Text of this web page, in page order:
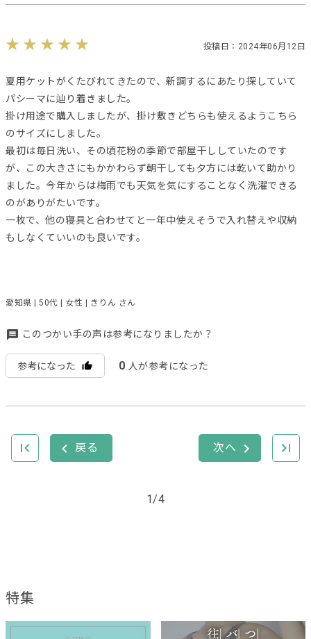
投稿日：2024年06月12日
夏用ケットがくたびれてきたので、新調するにあたり探していて
パシーマに辿り着きました。
掛け用途で購入しましたが、掛け敷きどちらも使えるようこちら
のサイズにしました。
最初は毎日洗い、その頃花粉の季節で部屋干ししていたのです
が、この大きさにもかかわらず朝干しても夕方には乾いて助かり
ました。今年からは梅雨でも天気を気にすることなく洗濯できる
のがありがたいです。
一枚で、他の寝具と合わせてと一年中使えそうで入れ替えや収納
もしなくていいのも良いです。
愛知県 | 50代 | 女性 | きりん さん
このつかい手の声は参考になりましたか？
参考になった 0 人が参考になった
1/4
特集